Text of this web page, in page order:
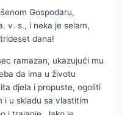
Gospodaru,
v. s., i neka je selam,
dana!
ramazan, ukazujući mu
da ima u životu
djela i propuste, ogoliti
i u skladu sa vlastitim